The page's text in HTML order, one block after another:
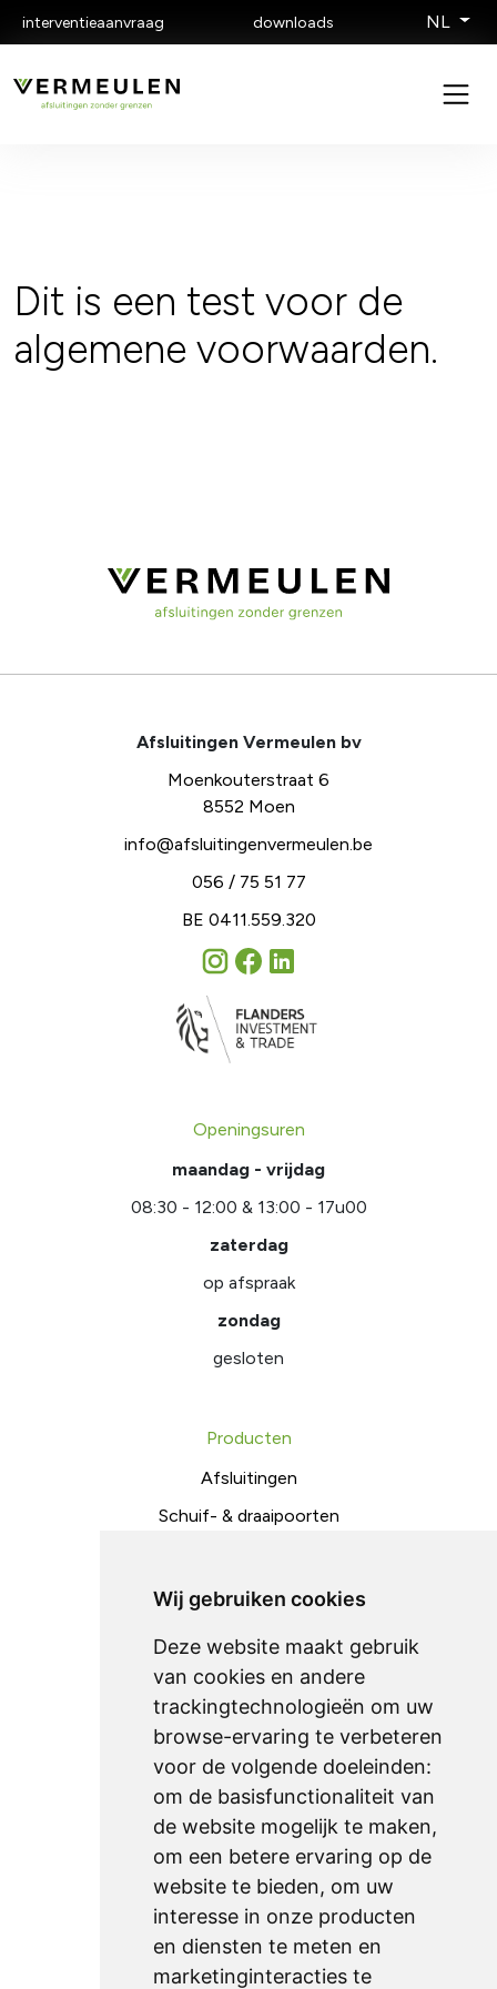
Wij gebruiken cookies
Deze website maakt gebruik
van cookies en andere
trackingtechnologieën om uw
browse-ervaring te verbeteren
voor de volgende doeleinden:
om de basisfunctionaliteit van
de website mogelijk te maken,
om een betere ervaring op de
website te bieden, om uw
interesse in onze producten
en diensten te meten en
marketinginteracties te
interventieaanvraag downloads NL
Dit is een test voor de
algemene voorwaarden.
Afsluitingen Vermeulen bv
Moenkouterstraat 6
8552 Moen
info@afsluitingenvermeulen.be
056 / 75 51 77
BE 0411.559.320
Openingsuren
maandag - vrijdag
08:30 - 12:00 & 13:00 - 17u00
zaterdag
op afspraak
zondag
gesloten
Producten
Afsluitingen
Schuif- & draaipoorten
Metaalconstructies
Ondersteuning
onderhoud
downloads
technische fiches
Sitemap
home
producten
realisaties